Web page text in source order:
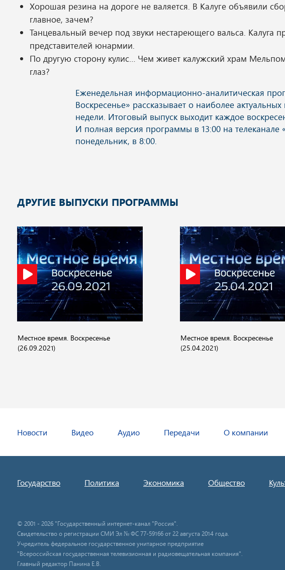
Хорошая резина на дороге не валяется. В Калуге объявили
главное, зачем?
Танцевальный вечер под звуки нестареющего вальса. Калуга
представителей юнармии.
По другую сторону кулис… Чем живет калужский храм
глаз?
ДРУГИЕ ВЫПУСКИ ПРОГРАММЫ
Местное время. Воскресенье
(26.09.2021)
Местное время. Воскресенье
(25.04.2021)
Новости Видео Аудио Передачи О компании
Государство Политика Экономика Общество
© 2001 - 2026 "Государственный интернет-канал "Россия".
Свидетельство о регистрации СМИ Эл № ФС 77-59166 от 22 августа 2014 года.
Учредитель федеральное государственное унитарное предприятие
"Всероссийская государственная телевизионная и радиовещательная компания".
Главный редактор Панина Е.В.